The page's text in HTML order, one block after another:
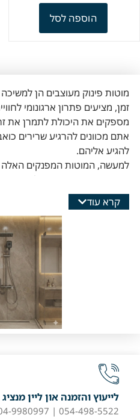
הוספה לסל
מוטות פינוק מעוצבים הן
זמן, מציעים פתרון ארגונומי
מספקים את היכולת לתמרן את
אתם מכוונים להרגיע שרירים
להגיע אליהם.
למעשה, המוטות המפנקים האלה
ומערכות אינטרפוץ כדי לספק
שבה נוחות, פרקטיות ועיצוב
קרא עוד
לייעוץ והזמנה און ליין מנציג
054-498-5522 | 04-9980997